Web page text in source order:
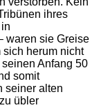
ihres
waren sie Greise
sich herum nicht
Anfang 50
somit
seiner alten
übler